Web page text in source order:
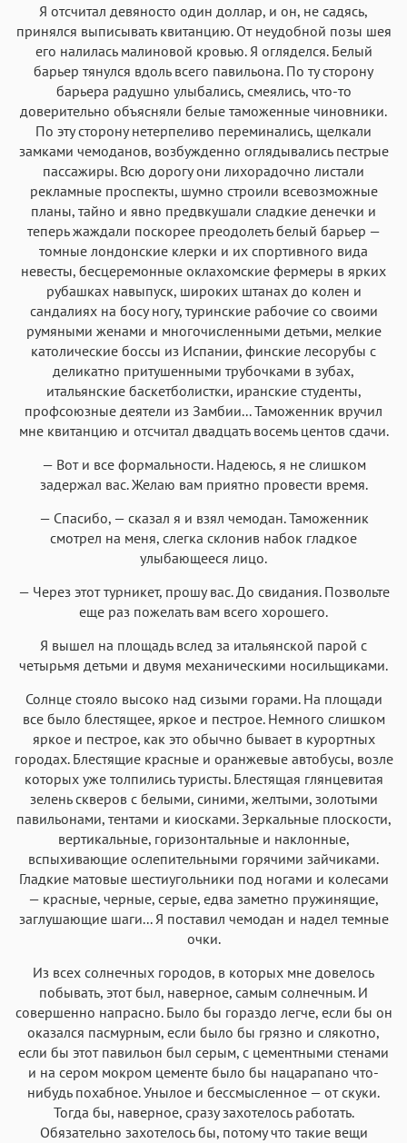
Я отсчитал девяносто один доллар, и он, не садясь,
принялся выписывать квитанцию. От неудобной позы шея
его налилась малиновой кровью. Я огляделся. Белый
барьер тянулся вдоль всего павильона. По ту сторону
барьера радушно улыбались, смеялись, что-то
доверительно объясняли белые таможенные чиновники.
По эту сторону нетерпеливо переминались, щелкали
замками чемоданов, возбужденно оглядывались пестрые
пассажиры. Всю дорогу они лихорадочно листали
рекламные проспекты, шумно строили всевозможные
планы, тайно и явно предвкушали сладкие денечки и
теперь жаждали поскорее преодолеть белый барьер —
томные лондонские клерки и их спортивного вида
невесты, бесцеремонные оклахомские фермеры в ярких
рубашках навыпуск, широких штанах до колен и
сандалиях на босу ногу, туринские рабочие со своими
румяными женами и многочисленными детьми, мелкие
католические боссы из Испании, финские лесорубы с
деликатно притушенными трубочками в зубах,
итальянские баскетболистки, иранские студенты,
профсоюзные деятели из Замбии... Таможенник вручил
мне квитанцию и отсчитал двадцать восемь центов сдачи.
— Вот и все формальности. Надеюсь, я не слишком
задержал вас. Желаю вам приятно провести время.
— Спасибо, — сказал я и взял чемодан. Таможенник
смотрел на меня, слегка склонив набок гладкое
улыбающееся лицо.
— Через этот турникет, прошу вас. До свидания. Позвольте
еще раз пожелать вам всего хорошего.
Я вышел на площадь вслед за итальянской парой с
четырьмя детьми и двумя механическими носильщиками.
Солнце стояло высоко над сизыми горами. На площади
все было блестящее, яркое и пестрое. Немного слишком
яркое и пестрое, как это обычно бывает в курортных
городах. Блестящие красные и оранжевые автобусы, возле
которых уже толпились туристы. Блестящая глянцевитая
зелень скверов с белыми, синими, желтыми, золотыми
павильонами, тентами и киосками. Зеркальные плоскости,
вертикальные, горизонтальные и наклонные,
вспыхивающие ослепительными горячими зайчиками.
Гладкие матовые шестиугольники под ногами и колесами
— красные, черные, серые, едва заметно пружинящие,
заглушающие шаги... Я поставил чемодан и надел темные
очки.
Из всех солнечных городов, в которых мне довелось
побывать, этот был, наверное, самым солнечным. И
совершенно напрасно. Было бы гораздо легче, если бы он
оказался пасмурным, если было бы грязно и слякотно,
если бы этот павильон был серым, с цементными стенами
и на сером мокром цементе было бы нацарапано что-
нибудь похабное. Унылое и бессмысленное — от скуки.
Тогда бы, наверное, сразу захотелось работать.
Обязательно захотелось бы, потому что такие вещи